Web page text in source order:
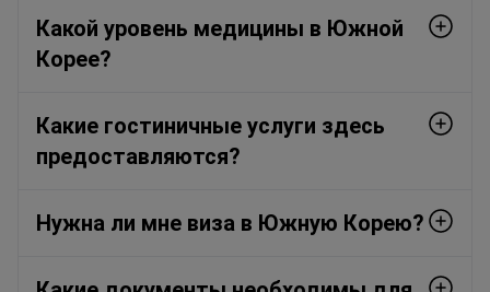
Какой уровень медицины в Южной
Корее?
Какие гостиничные услуги здесь
предоставляются?
Нужна ли мне виза в Южную Корею?